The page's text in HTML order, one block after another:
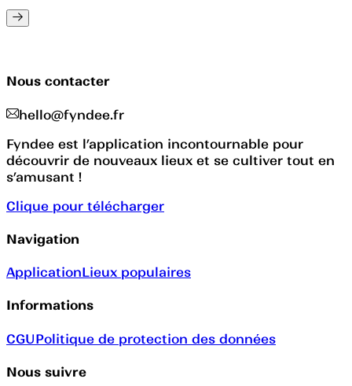
Nous contacter
hello@fyndee.fr
Fyndee est l’application incontournable pour
découvrir de nouveaux lieux et se cultiver tout en
s’amusant !
Clique pour télécharger
Navigation
ApplicationLieux populaires
Informations
CGUPolitique de protection des données
Nous suivre